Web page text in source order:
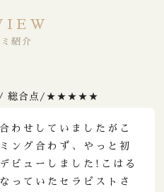
紹介
/ 総合点/★★★★★
わせしていましたがこ
ング合わず、やっと初
ビューしました!こはる
っていたセラピストさ